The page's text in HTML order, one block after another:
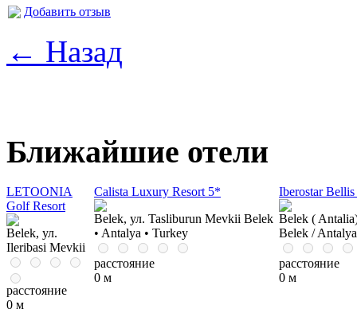
Добавить отзыв
← Назад
Ближайшие отели
LETOONIA
Golf Resort
Belek, ул.
Ileribasi Mevkii
расстояние
0 м
Calista Luxury Resort 5*
Belek, ул. Tasliburun Mevkii Belek
• Antalya • Turkey
расстояние
0 м
Iberostar
Belek (
Belek /
расстояние
0 м